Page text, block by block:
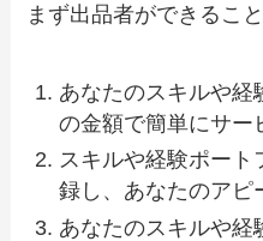
まず出品者ができるこ
あなたのスキルや経
の金額で簡単にサー
スキルや経験ポート
録し、あなたのアピ
あなたのスキルや経